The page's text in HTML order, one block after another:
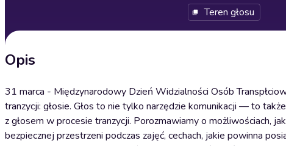
Teren głosu
Opis
31 marca - Międzynarodowy Dzień Widzialności Osób
tranzycji: głosie. Głos to nie tylko narzędzie komunikacji — to
z głosem w procesie tranzycji. Porozmawiamy o możliwościach,
bezpiecznej przestrzeni podczas zajęć, cechach, jakie powinna